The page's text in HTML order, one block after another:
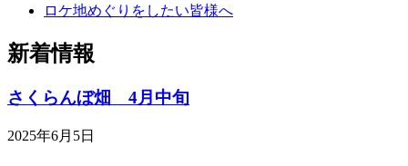
ロケ地めぐりをしたい皆様へ
新着情報
さくらんぼ畑 4月中旬
2025年6月5日